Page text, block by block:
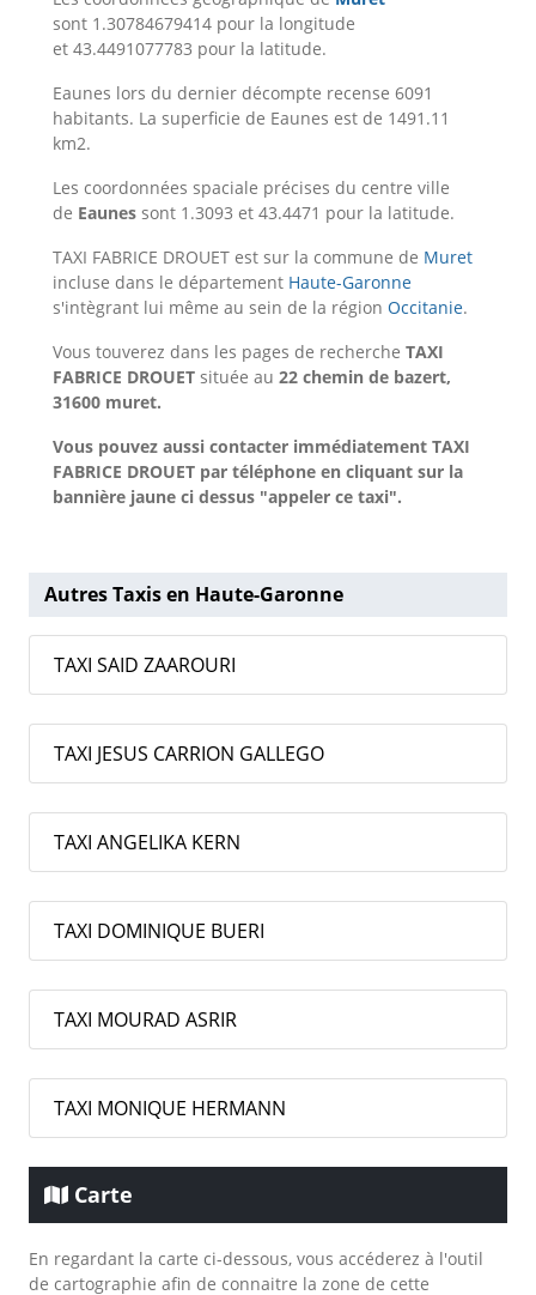
sont 1.30784679414 pour la longitude
et 43.4491077783 pour la latitude.
Eaunes lors du dernier décompte recense 6091
habitants. La superficie de Eaunes est de 1491.11
km2.
Les coordonnées spaciale précises du centre ville
de Eaunes sont 1.3093 et 43.4471 pour la latitude.
TAXI FABRICE DROUET est sur la commune de Muret
incluse dans le département Haute-Garonne
s'intègrant lui même au sein de la région Occitanie.
Vous touverez dans les pages de recherche TAXI
FABRICE DROUET située au 22 chemin de bazert,
31600 muret.
Vous pouvez aussi contacter immédiatement TAXI
FABRICE DROUET par téléphone en cliquant sur la
bannière jaune ci dessus "appeler ce taxi".
Autres Taxis en Haute-Garonne
TAXI SAID ZAAROURI
TAXI JESUS CARRION GALLEGO
TAXI ANGELIKA KERN
TAXI DOMINIQUE BUERI
TAXI MOURAD ASRIR
TAXI MONIQUE HERMANN
Carte
En regardant la carte ci-dessous, vous accéderez à l'outil
de cartographie afin de connaitre la zone de cette